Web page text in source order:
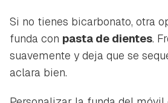
Si no tienes bicarbonato, otra
funda con pasta de dientes.
suavemente y deja que se
aclara bien.